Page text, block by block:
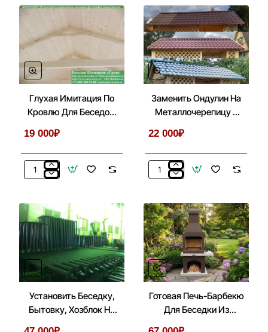
Глухая Имитация По
Кровлю Для Беседок,
19 000₽
Глухая
Кровлю
Для
Беседок,
Бытовок,
Хозблоков
3х5
Заменить Ондулин На
Металлочерепицу В
22 000₽
Заменить
Металлочерепицу
В
Беседках
3х5
Установить Беседку,
Бытовку, Хозблок На
Готовая Печь-Барбекю
Для Беседки Из